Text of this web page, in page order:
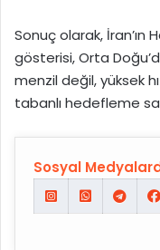
Sonuç olarak, İran’ın
gösterisi, Orta
menzil değil, yüksek
tabanlı hedefleme
Sosyal